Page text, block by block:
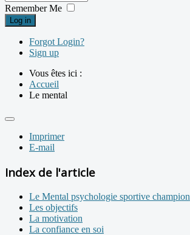
Remember Me
Log in
Forgot Login?
Sign up
Vous êtes ici :
Accueil
Le mental
Imprimer
E-mail
Index de l'article
Le Mental psychologie sportive champion
Les objectifs
La motivation
La confiance en soi